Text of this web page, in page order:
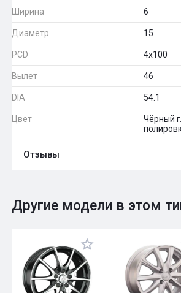
Ширина 6
Диаметр 15
PCD 4x100
Вылет 46
DIA 54.1
Цвет
Чёрный
Отзывы
Оставить отзыв
Общий рейтинг 0
Другие модели в этом